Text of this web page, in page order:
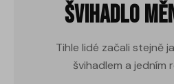
Švihadlo
Tihle lidé začali stejně
švihadlem a jedním
−21 kg
−40 kg